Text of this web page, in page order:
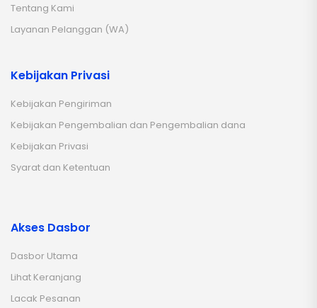
Tentang Kami
Layanan Pelanggan (WA)
Kebijakan Privasi
Kebijakan Pengiriman
Kebijakan Pengembalian dan Pengembalian dana
Kebijakan Privasi
Syarat dan Ketentuan
Akses Dasbor
Dasbor Utama
Lihat Keranjang
Lacak Pesanan